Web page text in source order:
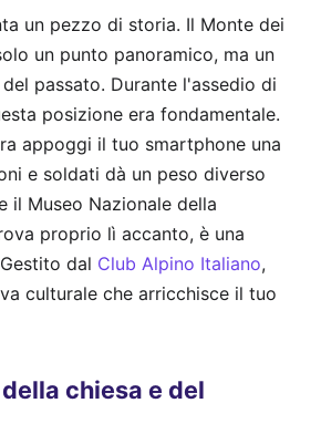
un pezzo di storia. Il Monte dei
un punto panoramico, ma un
passato. Durante l'assedio di
posizione era fondamentale.
appoggi il tuo smartphone una
e soldati dà un peso diverso
il Museo Nazionale della
proprio lì accanto, è una
dal Club Alpino Italiano,
culturale che arricchisce il tuo
chiesa e del